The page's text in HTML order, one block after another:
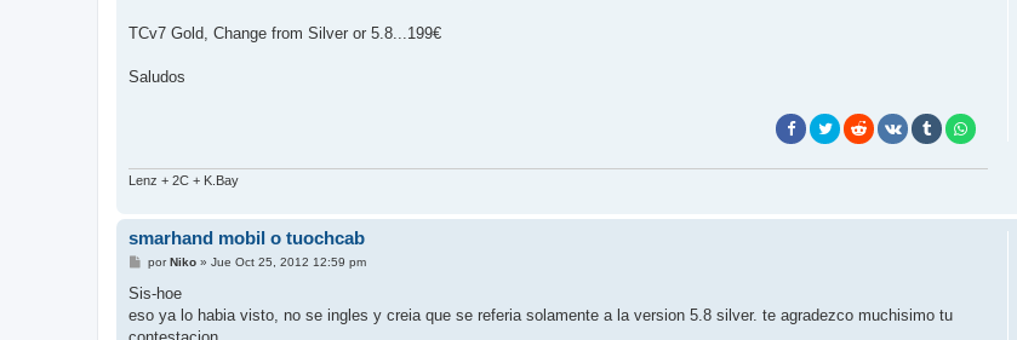
j
TCv7 Gold, Change from Silver or 5.8...199€
Saludos
Lenz + 2C + K.Bay
smarhand mobil o tuochcab
M
n
a
j
porNiko» Jue Oct 25, 2012 12:59 pm
Sis-hoe
eso ya lo habia visto, no se ingles y creia que se referia solamente a la version 5.8 silver. te agradezco muchisimo tu